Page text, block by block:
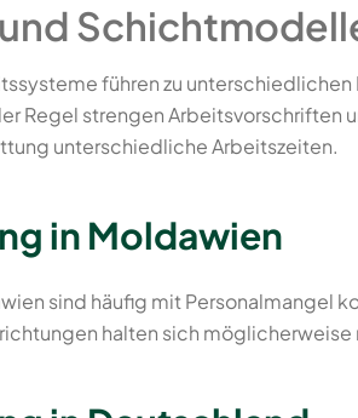
führen zu
Regel strengen
unterschiedliche Arbeitszeiten.
in Moldawien
sind häufig mit Personalmangel
halten sich